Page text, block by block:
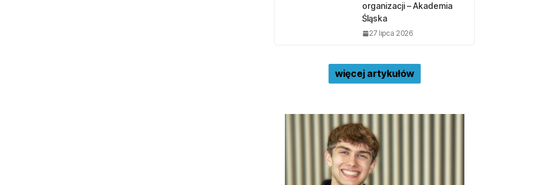
organizacji – Akademia
Śląska
27 lipca 2026
więcej artykułów